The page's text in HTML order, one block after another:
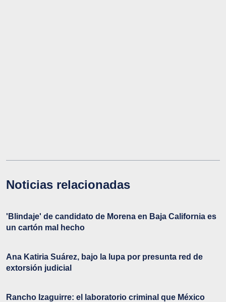
Noticias relacionadas
'Blindaje' de candidato de Morena en Baja California es
un cartón mal hecho
Ana Katiria Suárez, bajo la lupa por presunta red de
extorsión judicial
Rancho Izaguirre: el laboratorio criminal que México